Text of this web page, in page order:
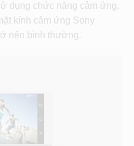
dụng chức năng cảm ứng.
kính cảm ứng Sony
nên bình thường.